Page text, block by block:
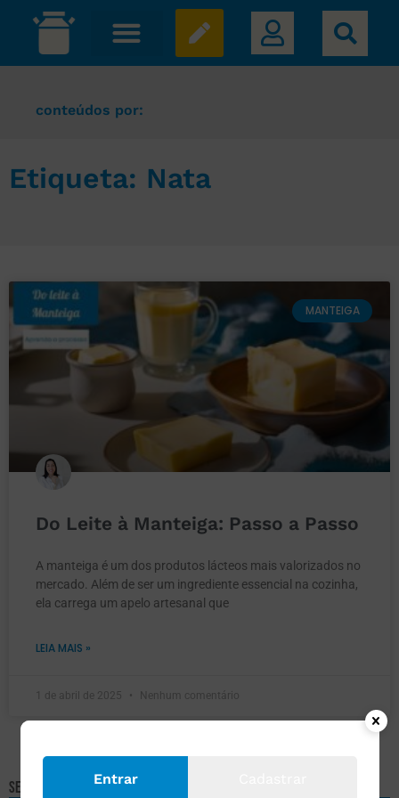
conteúdos por:
Etiqueta: Nata
MANTEIGA
Do Leite à Manteiga: Passo a Passo
A manteiga é um dos produtos lácteos mais valorizados no
mercado. Além de ser um ingrediente essencial na cozinha,
ela carrega um apelo artesanal que
LEIA MAIS »
1 de abril de 2025 Nenhum comentário
Selecione um assunto
Entrar